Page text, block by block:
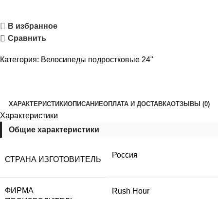
В избранное
Сравнить
Категория: Велосипеды подростковые 24"
ХАРАКТЕРИСТИКИОПИСАНИЕОПЛАТА И ДОСТАВКАОТЗЫВЫ (0)
Характеристики
Общие характеристики
СТРАНА ИЗГОТОВИТЕЛЬ
Россия
ФИРМА
Rush Hour